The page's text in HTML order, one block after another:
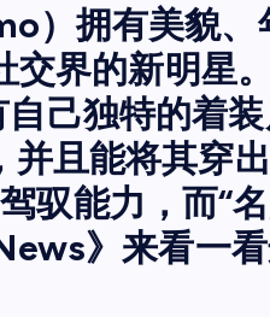
）拥有美貌、
界的新明星
己独特的着
且能将其穿
驭能力，而“
》来看一